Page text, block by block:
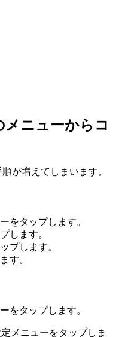
メニューからコ
が増えてしまいます。
をタップします。
します。
プします。
す。
をタップします。